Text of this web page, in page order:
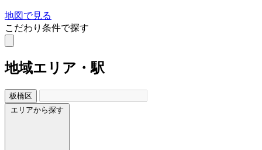
地図で見る
こだわり条件で探す
地域エリア・駅
板橋区
エリアから探す